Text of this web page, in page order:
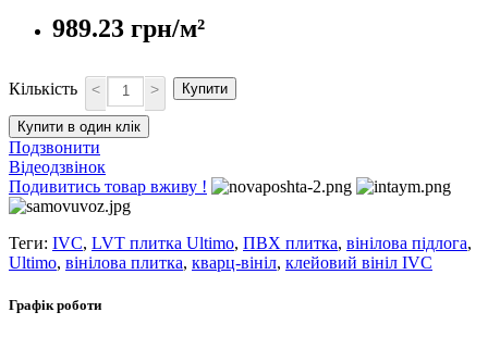
989.23 грн/м²
Кількість < > Купити
Купити в один клік
Подзвонити
Відеодзвінок
Подивитись товар вживу !
Теги: IVC, LVT плитка Ultimo, ПВХ плитка, вінілова підлога,
Ultimo, вінілова плитка, кварц-вініл, клейовий вініл IVC
Графік роботи